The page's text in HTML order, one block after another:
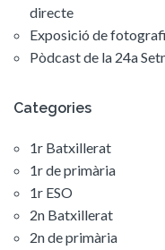
directe
Exposició de
Pòdcast de la 24a
Categories
1r Batxillerat
1r de primària
1r ESO
2n Batxillerat
2n de primària